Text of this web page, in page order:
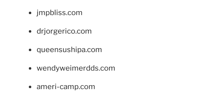
jmpbliss.com
drjorgerico.com
queensushipa.com
wendyweimerdds.com
ameri-camp.com